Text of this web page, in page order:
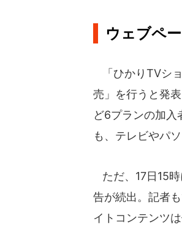
ウェブペ
「ひかりTVシ
売」を行うと発
ど6プランの加入
も、テレビやパ
ただ、17日15
告が続出。記者
イトコンテンツ